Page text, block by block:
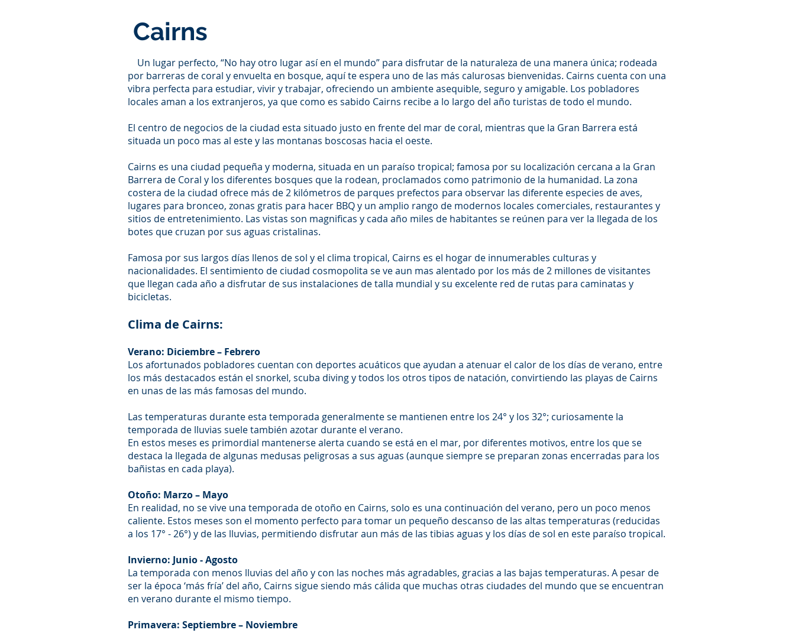
Cairns
Un lugar perfecto, “No hay otro lugar así en el mundo” para disfrutar de la naturaleza de una manera única; rodeada
por barreras de coral y envuelta en bosque, aquí te espera uno de las más calurosas bienvenidas. Cairns cuenta con una
vibra perfecta para estudiar, vivir y trabajar, ofreciendo un ambiente asequible, seguro y amigable. Los pobladores
locales aman a los extranjeros, ya que como es sabido Cairns recibe a lo largo del año turistas de todo el mundo.
El centro de negocios de la ciudad esta situado justo en frente del mar de coral, mientras que la Gran Barrera está
situada un poco mas al este y las montanas boscosas hacia el oeste.
Cairns es una ciudad pequeña y moderna, situada en un paraíso tropical; famosa por su localización cercana a la Gran
Barrera de Coral y los diferentes bosques que la rodean, proclamados como patrimonio de la humanidad. La zona
costera de la ciudad ofrece más de 2 kilómetros de parques prefectos para observar las diferente especies de aves,
lugares para bronceo, zonas gratis para hacer BBQ y un amplio rango de modernos locales comerciales, restaurantes y
sitios de entretenimiento. Las vistas son magnificas y cada año miles de habitantes se reúnen para ver la llegada de los
botes que cruzan por sus aguas cristalinas.
Famosa por sus largos días llenos de sol y el clima tropical, Cairns es el hogar de innumerables culturas y
nacionalidades. El sentimiento de ciudad cosmopolita se ve aun mas alentado por los más de 2 millones de visitantes
que llegan cada año a disfrutar de sus instalaciones de talla mundial y su excelente red de rutas para caminatas y
bicicletas.
Clima de Cairns:
Verano: Diciembre – Febrero
Los afortunados pobladores cuentan con deportes acuáticos que ayudan a atenuar el calor de los días de verano, entre
los más destacados están el snorkel, scuba diving y todos los otros tipos de natación, convirtiendo las playas de Cairns
en unas de las más famosas del mundo.
Las temperaturas durante esta temporada generalmente se mantienen entre los 24° y los 32°; curiosamente la
temporada de lluvias suele también azotar durante el verano.
En estos meses es primordial mantenerse alerta cuando se está en el mar, por diferentes motivos, entre los que se
destaca la llegada de algunas medusas peligrosas a sus aguas (aunque siempre se preparan zonas encerradas para los
bañistas en cada playa).
Otoño: Marzo – Mayo
En realidad, no se vive una temporada de otoño en Cairns, solo es una continuación del verano, pero un poco menos
caliente. Estos meses son el momento perfecto para tomar un pequeño descanso de las altas temperaturas (reducidas
a los 17° - 26°) y de las lluvias, permitiendo disfrutar aun más de las tibias aguas y los días de sol en este paraíso tropical.
Invierno: Junio - Agosto
La temporada con menos lluvias del año y con las noches más agradables, gracias a las bajas temperaturas. A pesar de
ser la época ‘más fría’ del año, Cairns sigue siendo más cálida que muchas otras ciudades del mundo que se encuentran
en verano durante el mismo tiempo.
Primavera: Septiembre – Noviembre